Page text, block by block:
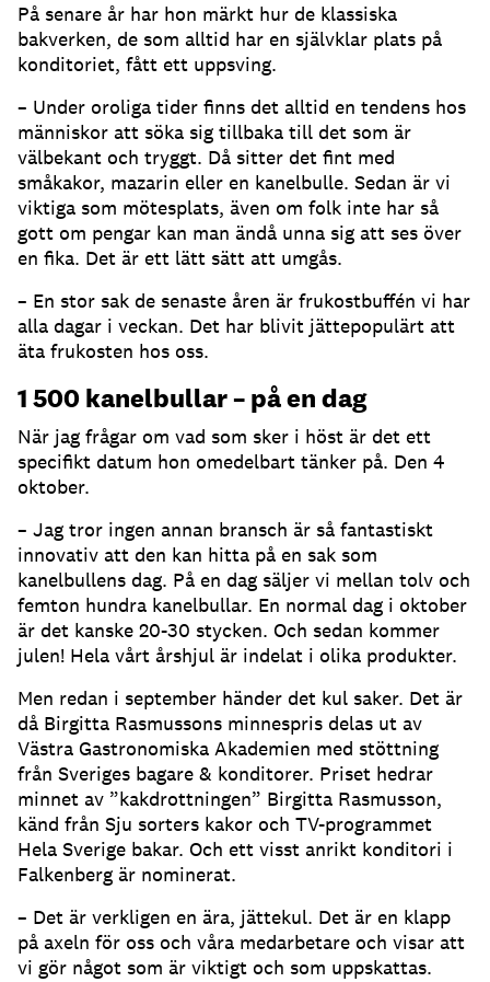
På senare år har hon märkt hur de klassiska
bakverken, de som alltid har en självklar plats på
konditoriet, fått ett uppsving.
– Under oroliga tider finns det alltid en tendens hos
människor att söka sig tillbaka till det som är
välbekant och tryggt. Då sitter det fint med
småkakor, mazarin eller en kanelbulle. Sedan är vi
viktiga som mötesplats, även om folk inte har så
gott om pengar kan man ändå unna sig att ses över
en fika. Det är ett lätt sätt att umgås.
– En stor sak de senaste åren är frukostbuffén vi har
alla dagar i veckan. Det har blivit jättepopulärt att
äta frukosten hos oss.
1 500 kanelbullar – på en dag
När jag frågar om vad som sker i höst är det ett
specifikt datum hon omedelbart tänker på. Den 4
oktober.
– Jag tror ingen annan bransch är så fantastiskt
innovativ att den kan hitta på en sak som
kanelbullens dag. På en dag säljer vi mellan tolv och
femton hundra kanelbullar. En normal dag i oktober
är det kanske 20-30 stycken. Och sedan kommer
julen! Hela vårt årshjul är indelat i olika produkter.
Men redan i september händer det kul saker. Det är
då Birgitta Rasmussons minnespris delas ut av
Västra Gastronomiska Akademien med stöttning
från Sveriges bagare & konditorer. Priset hedrar
minnet av ”kakdrottningen” Birgitta Rasmusson,
känd från Sju sorters kakor och TV-programmet
Hela Sverige bakar. Och ett visst anrikt konditori i
Falkenberg är nominerat.
– Det är verkligen en ära, jättekul. Det är en klapp
på axeln för oss och våra medarbetare och visar att
vi gör något som är viktigt och som uppskattas.